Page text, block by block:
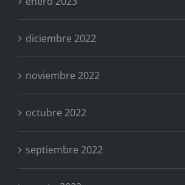
diciembre 2022
noviembre 2022
octubre 2022
septiembre 2022